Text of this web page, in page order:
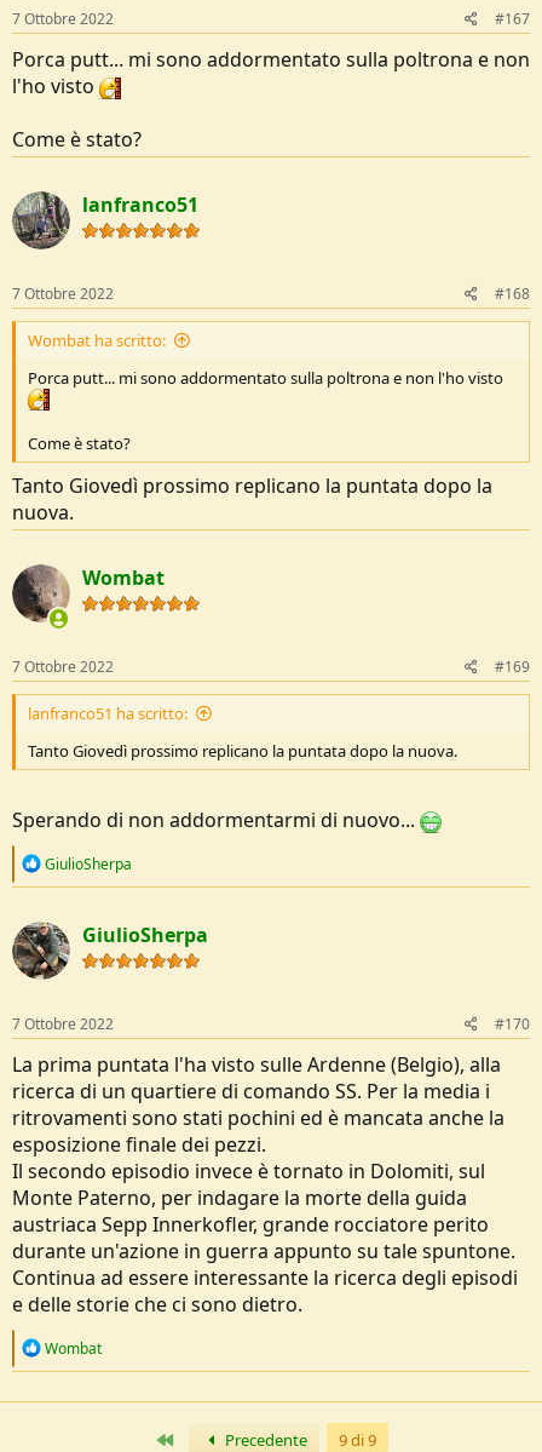
s
:
7 Ottobre 2022 #167
Porca putt... mi sono addormentato sulla poltrona e non
l'ho visto
Come è stato?
lanfranco51
7 Ottobre 2022 #168
Wombat ha scritto:
Porca putt... mi sono addormentato sulla poltrona e non l'ho visto
Come è stato?
Tanto Giovedì prossimo replicano la puntata dopo la
nuova.
Wombat
7 Ottobre 2022 #169
lanfranco51 ha scritto:
Tanto Giovedì prossimo replicano la puntata dopo la nuova.
Sperando di non addormentarmi di nuovo...
R
c
t
i
o
s
:
GiulioSherpa
GiulioSherpa
7 Ottobre 2022 #170
La prima puntata l'ha visto sulle Ardenne (Belgio), alla
ricerca di un quartiere di comando SS. Per la media i
ritrovamenti sono stati pochini ed è mancata anche la
esposizione finale dei pezzi.
Il secondo episodio invece è tornato in Dolomiti, sul
Monte Paterno, per indagare la morte della guida
austriaca Sepp Innerkofler, grande rocciatore perito
durante un'azione in guerra appunto su tale spuntone.
Continua ad essere interessante la ricerca degli episodi
e delle storie che ci sono dietro.
R
c
Wombat
Primo Precedente 9 di 9